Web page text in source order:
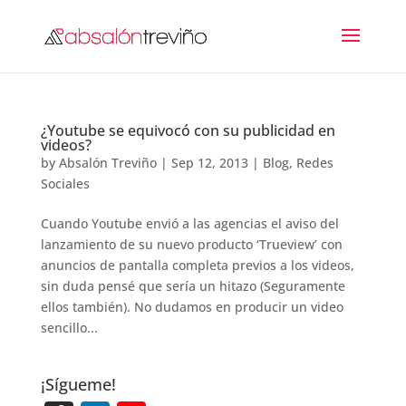
¿Youtube se equivocó con su publicidad en
videos?
by Absalón Treviño| Sep 12, 2013| Blog, Redes
Sociales
Cuando Youtube envió a las agencias el aviso del
lanzamiento de su nuevo producto ‘Trueview’ con
anuncios de pantalla completa previos a los videos,
sin duda pensé que sería un hitazo (Seguramente
ellos también). No dudamos en producir un video
sencillo...
¡Sígueme!